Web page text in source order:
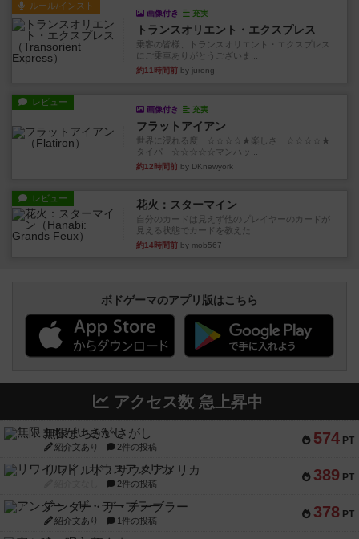
ルール/インスト
画像付き 充実
トランスオリエント・エクスプレス
乗客の皆様、トランスオリエント・エクスプレス
にご乗車ありがとうございま...
約11時間前 by jurong
レビュー
画像付き 充実
フラットアイアン
世界に浸れる度 ☆☆☆☆★楽しさ ☆☆☆☆★
タイパ ☆☆☆☆☆マンハッ...
約12時間前 by DKnewyork
レビュー 花火：スターマイン
自分のカードは見えず他のプレイヤーのカードが
見える状態でカードを教えた...
約14時間前 by mob567
ボドゲーマのアプリ版はこちら
アクセス数 急上昇中
574 PT
無限まちがいさがし
紹介文あり 2件の投稿
389 PT
リワイルド：サウスアメリカ
2件の投稿
378 PT
アンダー・ザ・テーブラー
紹介文あり 1件の投稿